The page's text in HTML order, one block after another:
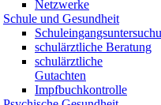
Netzwerke
Schule und Gesundheit
schulärztliche Beratung
schulärztliche
Gutachten
Impfbuchkontrolle